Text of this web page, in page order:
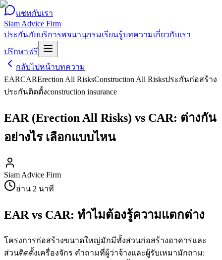
แชทกับเรา
Siam Advice Firm
ประกันภัยบริการพจนานุกรมเรียนรู้บทความเกี่ยวกับเรา
ปรึกษาฟรี
กลับไปหน้าบทความ
EARCARErection All RisksConstruction All Risksประกันก่อสร้าง
ประกันติดตั้งconstruction insurance
EAR (Erection All Risks) vs CAR: ต่างกัน
อย่างไร เลือกแบบไหน
Siam Advice Firm
อ่าน 2 นาที
EAR vs CAR: ทำไมต้องรู้ความแตกต่าง
โครงการก่อสร้างขนาดใหญ่มักมีทั้งส่วนก่อสร้างอาคารและ
ส่วนติดตั้งเครื่องจักร คำถามที่ผู้ว่าจ้างและผู้รับเหมามักถาม: